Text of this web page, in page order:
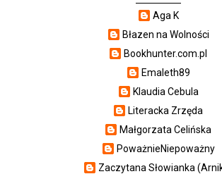
Aga K
Błazen na Wolności
Bookhunter.com.pl
Emaleth89
Klaudia Cebula
Literacka Zrzęda
Małgorzata Celińska
PoważnieNiepoważny
Zaczytana Słowianka